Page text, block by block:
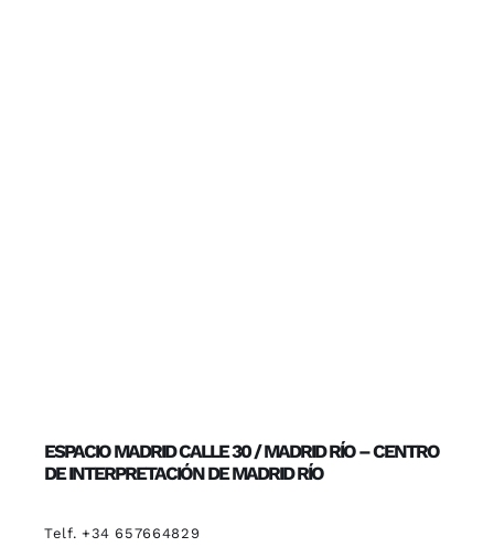
ESPACIO MADRID CALLE 30 / MADRID RÍO – CENTRO
DE INTERPRETACIÓN DE MADRID RÍO
Telf. +34 657664829